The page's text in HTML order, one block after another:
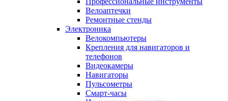
Велоаптечки
Ремонтные стенды
Электроника
Велокомпьютеры
Крепления для навигаторов и
телефонов
Видеокамеры
Навигаторы
Пульсометры
Смарт-часы